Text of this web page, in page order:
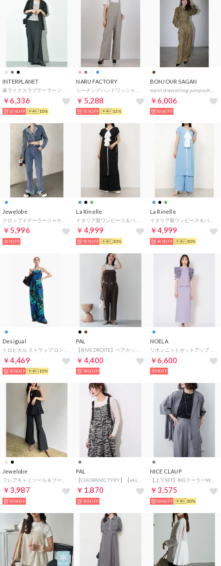
INTERPLANET
￥6,336
55%OFF 10%
NARU FACTORY
￥5,288
71%OFF 15%
BONJOUR SAGAN
￥6,006
55%OFF
Jewelobe
￥5,996
31%OFF
La Rinelle
￥4,999
91%OFF 30%
La Rinelle
イタリア製ワンピース＆パンツセット （スカイ）
￥4,999
91%OFF 30%
Desigual
￥4,469
70%OFF 10%
PAL
￥4,400
78%OFF
NOELA
￥6,600
70%OFF
Jewelobe
￥3,987
50%OFF
PAL
￥1,870
90%OFF
NICE CLAUP
【上下SET】BIGテーラーWジャケット+ワイドパンツ （GY）
￥3,575
50%OFF 30%